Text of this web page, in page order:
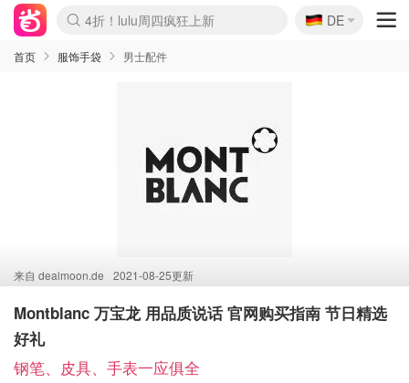
Boticinal 夏促开抢！
4折！lulu周四疯狂上新
还没结束！&OtherStories大促
Joybuy变相75折 随时失效
速领！Stanley独家85折
疑似霸哥！Camper额外叠85折
Zalando 奥莱闪促！每日更新
Moncler反季囤！5折起+叠9折
Coach Brooklyn仅€192
🇩🇪
DE
首页 服饰手袋 男士配件
来自 dealmoon.de 2021-08-25更新
Montblanc 万宝龙 用品质说话 官网购买指南 节日精选
好礼
钢笔、皮具、手表一应俱全